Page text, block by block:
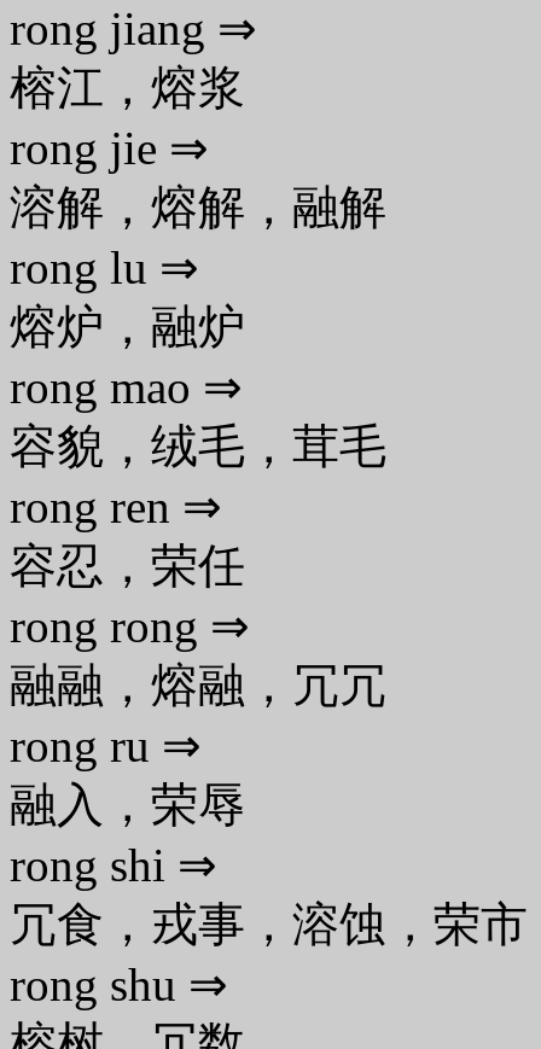
rong jiang ⇒
榕江，熔浆
rong jie ⇒
溶解，熔解，融解
rong lu ⇒
熔炉，融炉
rong mao ⇒
容貌，绒毛，茸毛
rong ren ⇒
容忍，荣任
rong rong ⇒
融融，熔融，冗冗
rong ru ⇒
融入，荣辱
rong shi ⇒
冗食，戎事，溶蚀，荣市
rong shu ⇒